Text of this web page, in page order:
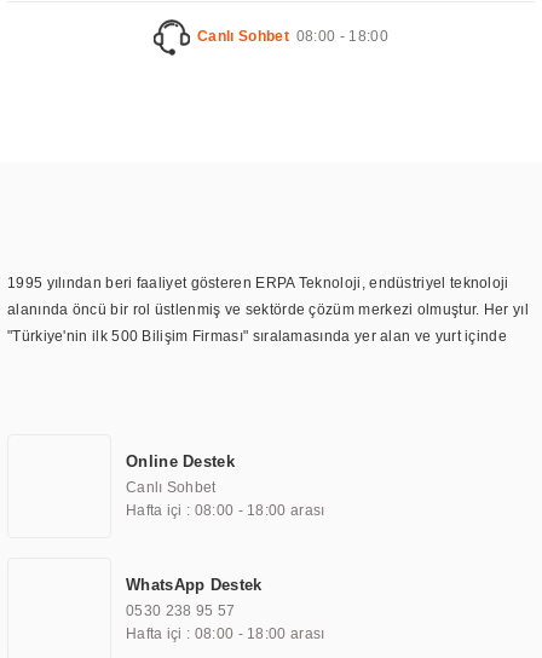
Canlı Sohbet 08:00 - 18:00
1995 yılından beri faaliyet gösteren ERPA Teknoloji, endüstriyel teknoloji
alanında öncü bir rol üstlenmiş ve sektörde çözüm merkezi olmuştur. Her yıl
"Türkiye'nin ilk 500 Bilişim Firması" sıralamasında yer alan ve yurt içinde
TOCHI markası altında kendi ürettiği ürünlerde kullanmıştır. Günümüzde
TOCHI; videowall, digital signage, kiosk, totem, akıllı durak ekranı, araç içi
ekran, asansör ekranı, digital menüboard, marin ekran, medikal ekran,
ekranları, endüstriyel ekranlar, kapı önü bilgi ekranları, panel PC,
endüstriyel Panel PC, mini PC, endüstriyel mini PC ve akıllı bina sistemleri
gibi çözümleri 4.5" ile 110” boyutları arasında üretebilirken, ayrıca standart
Online Destek
Canlı Sohbet
Hafta içi : 08:00 - 18:00 arası
WhatsApp Destek
0530 238 95 57
Hafta içi : 08:00 - 18:00 arası